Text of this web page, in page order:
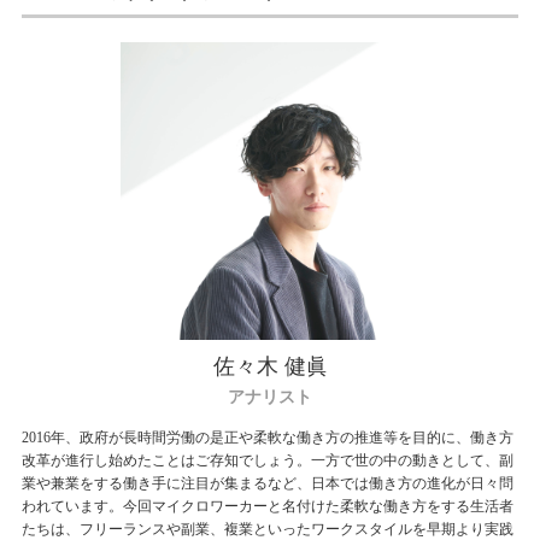
佐々木 健眞
アナリスト
2016年、政府が長時間労働の是正や柔軟な働き方の推進等を目的に、働き方
改革が進行し始めたことはご存知でしょう。一方で世の中の動きとして、副
業や兼業をする働き手に注目が集まるなど、日本では働き方の進化が日々問
われています。今回マイクロワーカーと名付けた柔軟な働き方をする生活者
たちは、フリーランスや副業、複業といったワークスタイルを早期より実践